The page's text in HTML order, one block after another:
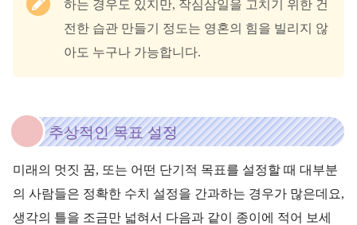
하는 경우도 있지만, 작심삼일을 고치기 위한 건
전한 습관 만들기 정도는 영혼의 힘을 빌리지 않
아도 누구나 가능합니다.
추상적인 목표 설정
미래의 멋짓 꿈, 또는 어떤 단기적 목표를 설정할 때 대부분
의 사람들은 정확한 수치 설정을 간과하는 경우가 많은데요,
생각의 틀을 조금만 넓혀서 다음과 같이 종이에 적어 보세